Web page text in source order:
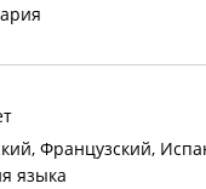
Французский,
языка